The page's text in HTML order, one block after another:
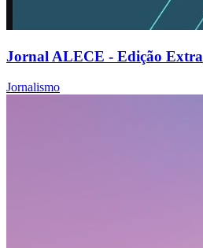
Jornal ALECE - Edição Extra
Jornalismo